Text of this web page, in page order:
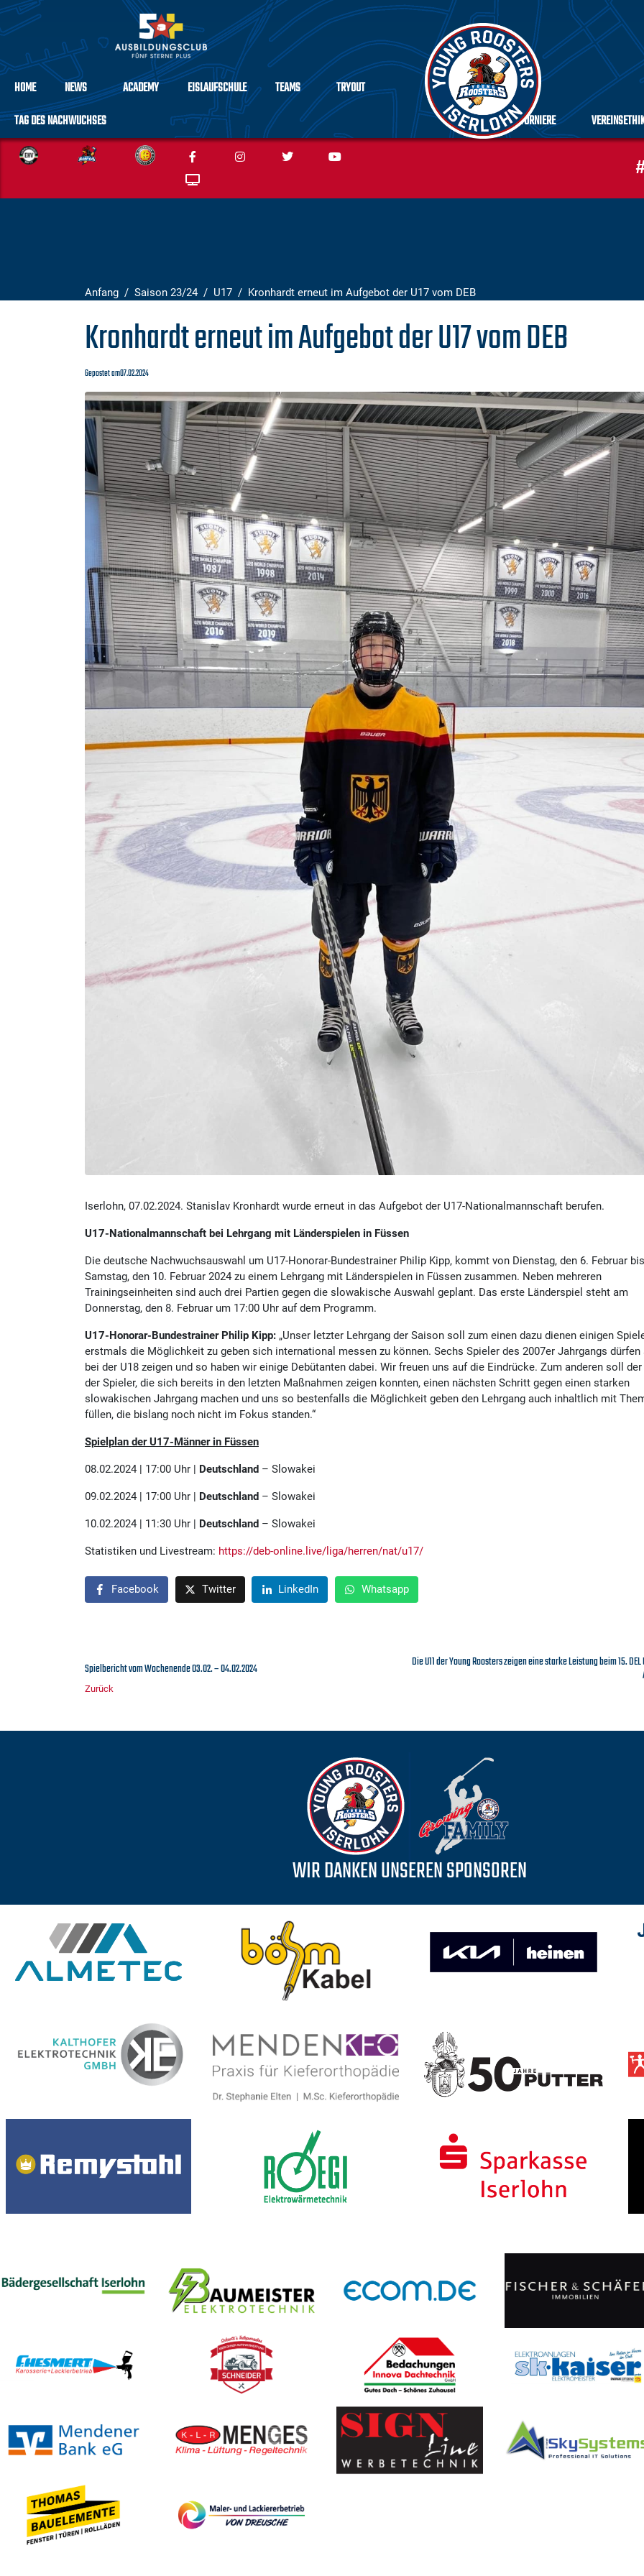
HOME NEWS ACADEMY EISLAUFSCHULE TEAMS
TRYOUT
TAG DES NACHWUCHSES
TURNIERE
Anfang Saison 23/24 U17 Kronhardt erneut im Aufgebot der U17 vom DEB
Kronhardt erneut im Aufgebot der U17 vom DEB
Gepostet am07.02.2024
Iserlohn, 07.02.2024. Stanislav Kronhardt wurde erneut in das Aufgebot der U17-Nationalmannschaft berufen.
U17-Nationalmannschaft bei Lehrgang mit Länderspielen in Füssen
Die deutsche Nachwuchsauswahl um U17-Honorar-Bundestrainer Philip Kipp, kommt von Dienstag, den 6. Februar bis
Samstag, den 10. Februar 2024 zu einem Lehrgang mit Länderspielen in Füssen zusammen. Neben mehreren
Trainingseinheiten sind auch drei Partien gegen die slowakische Auswahl geplant. Das erste Länderspiel steht am
Donnerstag, den 8. Februar um 17:00 Uhr auf dem Programm.
U17-Honorar-Bundestrainer Philip Kipp: „Unser letzter Lehrgang der Saison soll zum einen dazu dienen einigen
erstmals die Möglichkeit zu geben sich international messen zu können. Sechs Spieler des 2007er Jahrgangs dürfen
bei der U18 zeigen und so haben wir einige Debütanten dabei. Wir freuen uns auf die Eindrücke. Zum anderen soll
der Spieler, die sich bereits in den letzten Maßnahmen zeigen konnten, einen nächsten Schritt gegen einen starken
slowakischen Jahrgang machen und uns so bestenfalls die Möglichkeit geben den Lehrgang auch inhaltlich mit
füllen, die bislang noch nicht im Fokus standen.“
Spielplan der U17-Männer in Füssen
08.02.2024 | 17:00 Uhr | Deutschland – Slowakei
09.02.2024 | 17:00 Uhr | Deutschland – Slowakei
10.02.2024 | 11:30 Uhr | Deutschland – Slowakei
Statistiken und Livestream: https://deb-online.live/liga/herren/nat/u17/
Facebook Twitter LinkedIn Whatsapp
Spielbericht vom Wochenende 03.02. – 04.02.2024
Zurück
Die U11 der Young Roosters zeigen eine starke Leistung beim 15. DEL
WIR DANKEN UNSEREN SPONSOREN